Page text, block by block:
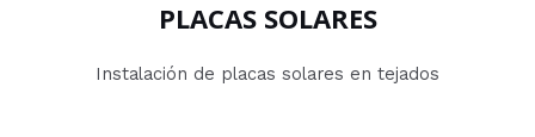
PLACAS SOLARES
Instalación de placas solares en tejados